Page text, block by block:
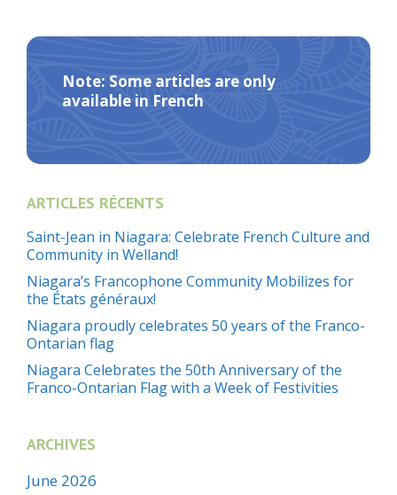
Note: Some articles are only
available in French
ARTICLES RÉCENTS
Saint-Jean in Niagara: Celebrate French Culture and
Community in Welland!
Niagara’s Francophone Community Mobilizes for
the États généraux!
Niagara proudly celebrates 50 years of the Franco-
Ontarian flag
Niagara Celebrates the 50th Anniversary of the
Franco-Ontarian Flag with a Week of Festivities
ARCHIVES
June 2026